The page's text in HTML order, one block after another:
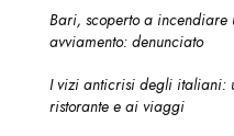
Bari, scoperto a
avviamento: denunciato
I vizi anticrisi degli italiani:
ristorante e ai viaggi